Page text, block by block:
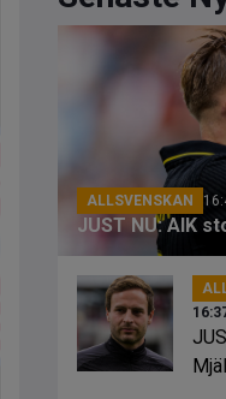
ALLSVENSKAN
JUST NU: AIK